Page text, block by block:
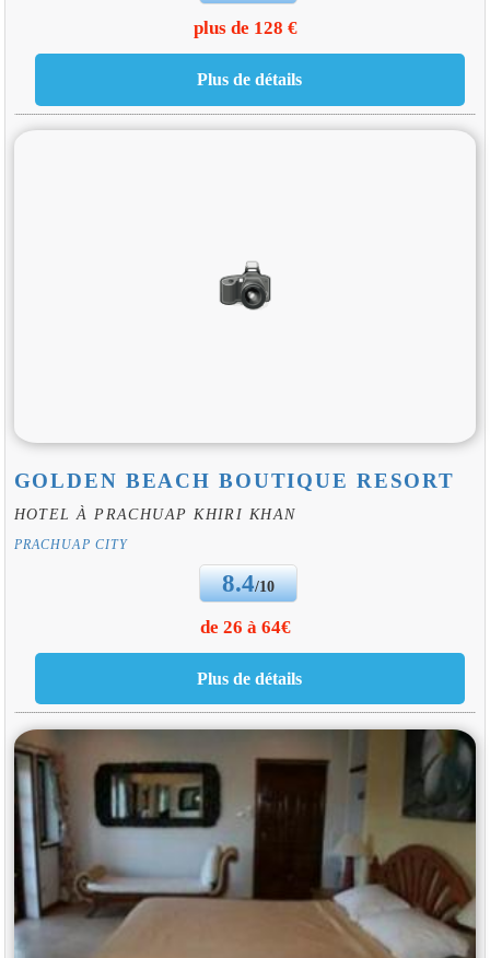
plus de 128 €
GOLDEN BEACH BOUTIQUE RESORT
HOTEL À PRACHUAP KHIRI KHAN
PRACHUAP CITY
8.4/10
de 26 à 64€